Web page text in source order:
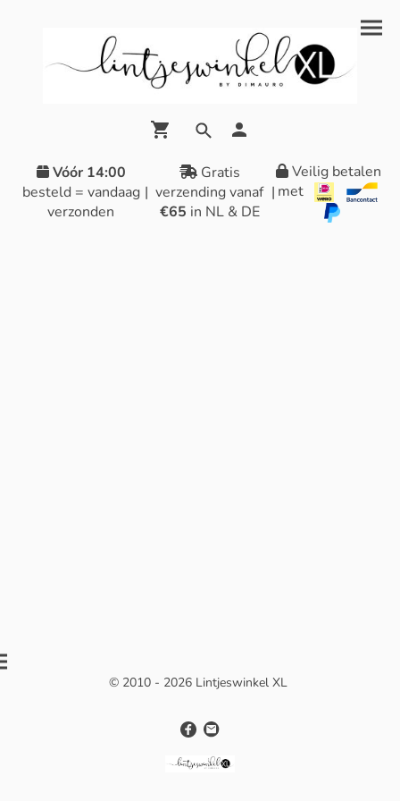
Vóór 14:00
besteld = vandaag
verzonden
|
Gratis
verzending vanaf
€65 in NL & DE
|
Veilig betalen
met
© 2010 - 2026 Lintjeswinkel XL